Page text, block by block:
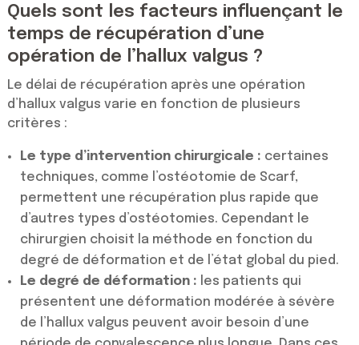
Quels sont les facteurs influençant le
temps de récupération d’une
opération de l’hallux valgus ?
Le délai de récupération après une opération
d’hallux valgus varie en fonction de plusieurs
critères :
Le type d’intervention chirurgicale : certaines
techniques, comme l’ostéotomie de Scarf,
permettent une récupération plus rapide que
d’autres types d’ostéotomies. Cependant le
chirurgien choisit la méthode en fonction du
degré de déformation et de l’état global du pied.
Le degré de déformation : les patients qui
présentent une déformation modérée à sévère
de l’hallux valgus peuvent avoir besoin d’une